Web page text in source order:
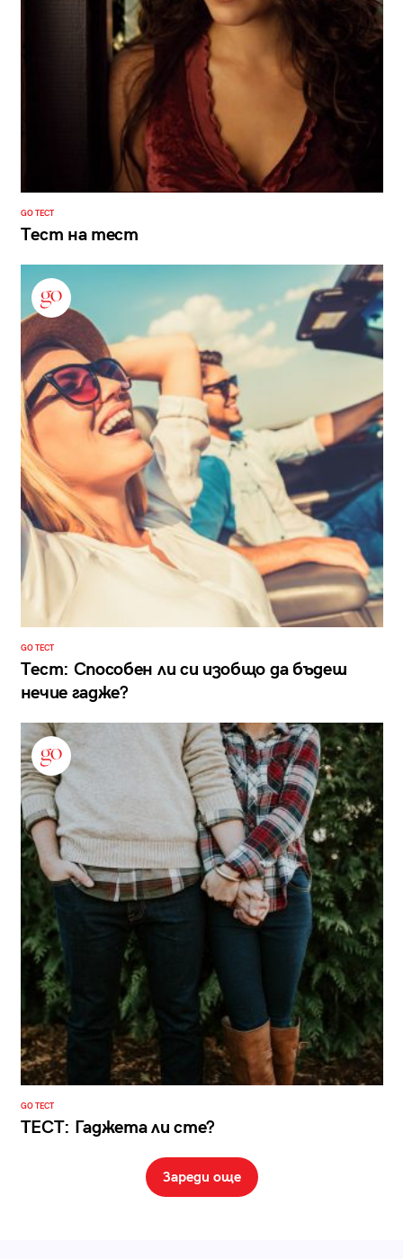
GO ТЕСТ
Тест на тест
GO ТЕСТ
Тест: Способен ли си изобщо да бъдеш
нечие гадже?
GO ТЕСТ
ТЕСТ: Гаджета ли сте?
Зареди още